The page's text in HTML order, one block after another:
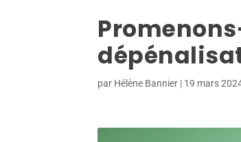
par Hélène Bannier | 19 mars